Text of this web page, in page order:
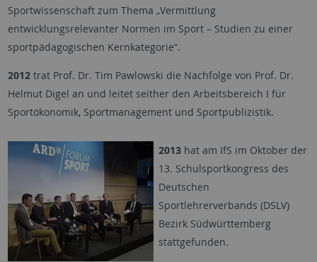
Sportwissenschaft zum Thema „Vermittlung
entwicklungsrelevanter Normen im Sport – Studien zu einer
sportpädagogischen Kernkategorie“.
2012 trat Prof. Dr. Tim Pawlowski die Nachfolge von Prof. Dr.
Helmut Digel an und leitet seither den Arbeitsbereich I für
Sportökonomik, Sportmanagement und Sportpublizistik.
2013 hat am IfS im Oktober der
13. Schulsportkongress des
Deutschen
Sportlehrerverbands (DSLV)
Bezirk Südwürttemberg
stattgefunden.